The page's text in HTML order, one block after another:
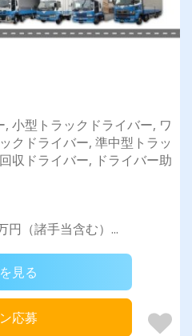
小型トラックドライバー, ワ
クドライバー, 準中型トラッ
収ドライバー, ドライバー助
円（諸手当含む）...
見る
応募